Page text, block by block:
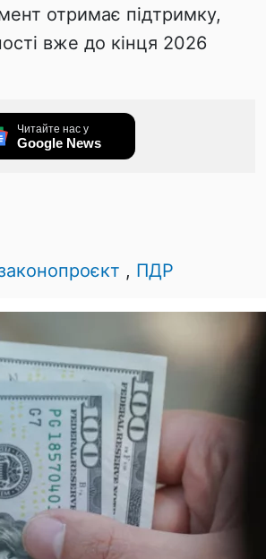
отримає підтримку,
вже до кінця 2026
Читайте нас у
Google News
, ПДР